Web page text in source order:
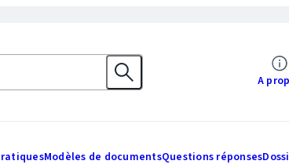
A
Modèles de documentsQuestions réponses